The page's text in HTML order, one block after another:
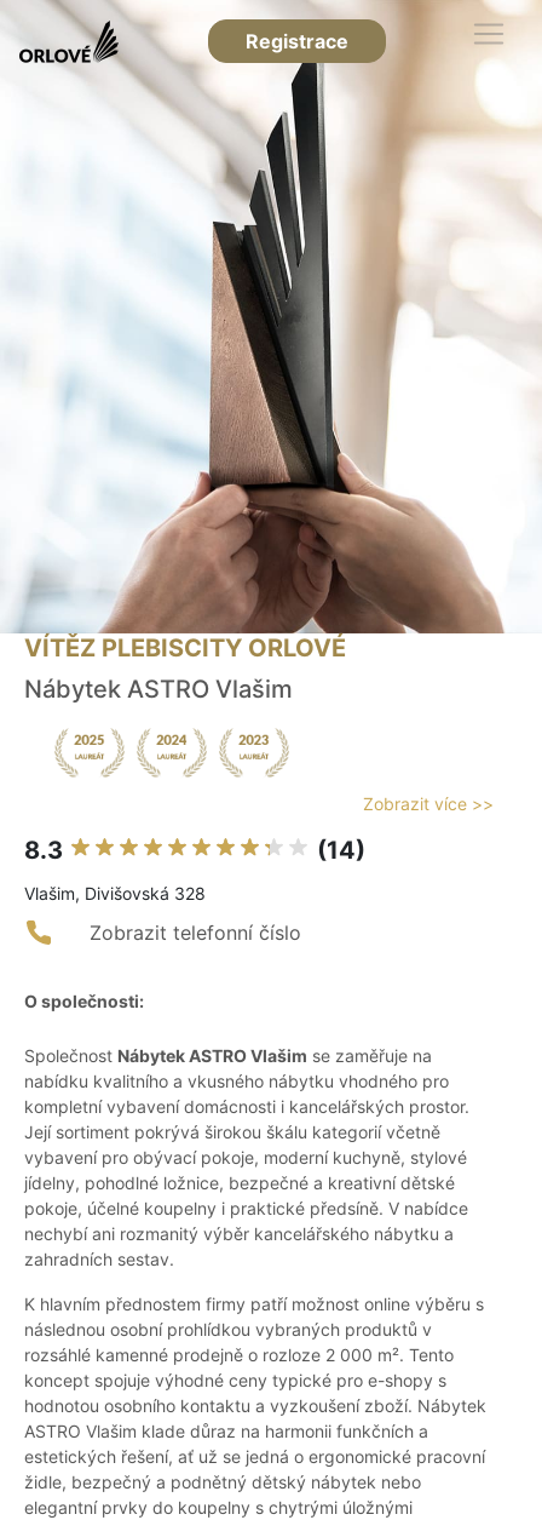
Registrace
VÍTĚZ PLEBISCITY ORLOVÉ
Nábytek ASTRO Vlašim
Zobrazit více >>
8.3 (14)
Vlašim, Divišovská 328
Zobrazit telefonní číslo
O společnosti:
Společnost Nábytek ASTRO Vlašim se zaměřuje na
nabídku kvalitního a vkusného nábytku vhodného pro
kompletní vybavení domácnosti i kancelářských prostor.
Její sortiment pokrývá širokou škálu kategorií včetně
vybavení pro obývací pokoje, moderní kuchyně, stylové
jídelny, pohodlné ložnice, bezpečné a kreativní dětské
pokoje, účelné koupelny i praktické předsíně. V nabídce
nechybí ani rozmanitý výběr kancelářského nábytku a
zahradních sestav.
K hlavním přednostem firmy patří možnost online výběru s
následnou osobní prohlídkou vybraných produktů v
rozsáhlé kamenné prodejně o rozloze 2 000 m². Tento
koncept spojuje výhodné ceny typické pro e-shopy s
hodnotou osobního kontaktu a vyzkoušení zboží. Nábytek
ASTRO Vlašim klade důraz na harmonii funkčních a
estetických řešení, ať už se jedná o ergonomické pracovní
židle, bezpečný a podnětný dětský nábytek nebo
elegantní prvky do koupelny s chytrými úložnými